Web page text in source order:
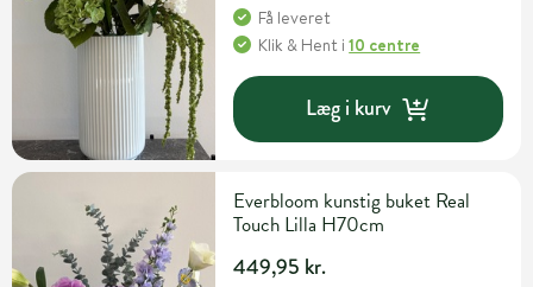
Få leveret
Klik & Hent i10 centre
Læg i kurv
Everbloom kunstig buket Real
Touch Lilla H70cm
449,95 kr.